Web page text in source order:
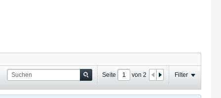
Seite von 2 Filter